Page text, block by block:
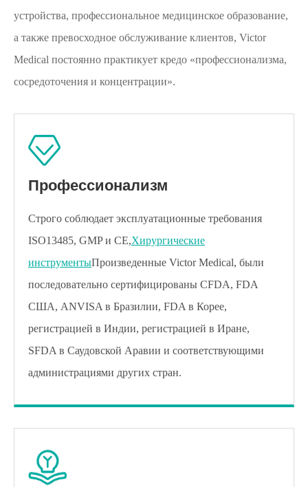
устройства, профессиональное медицинское образование,
а также превосходное обслуживание клиентов, Victor
Medical постоянно практикует кредо «профессионализма,
сосредоточения и концентрации».
Профессионализм
Строго соблюдает эксплуатационные требования
ISO13485, GMP и CE,Хирургические
инструментыПроизведенные Victor Medical, были
последовательно сертифицированы CFDA, FDA
США, ANVISA в Бразилии, FDA в Корее,
регистрацией в Индии, регистрацией в Иране,
SFDA в Саудовской Аравии и соответствующими
администрациями других стран.